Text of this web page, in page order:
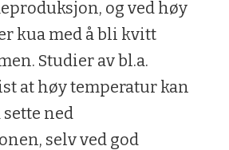
og ved høy
kua med å bli kvitt
Studier av bl.a.
at høy temperatur kan
ned
selv ved god